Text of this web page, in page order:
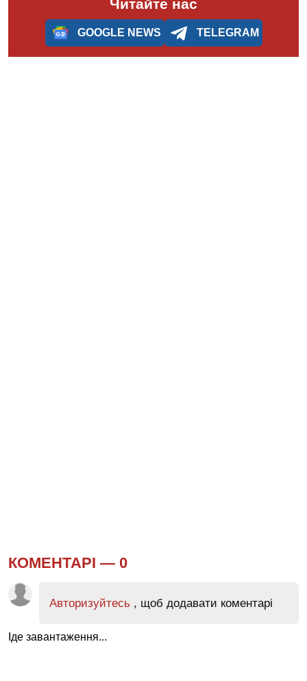
Читайте нас
GOOGLE NEWS TELEGRAM
КОМЕНТАРІ — 0
Авторизуйтесь , щоб додавати коментарі
Іде завантаження...